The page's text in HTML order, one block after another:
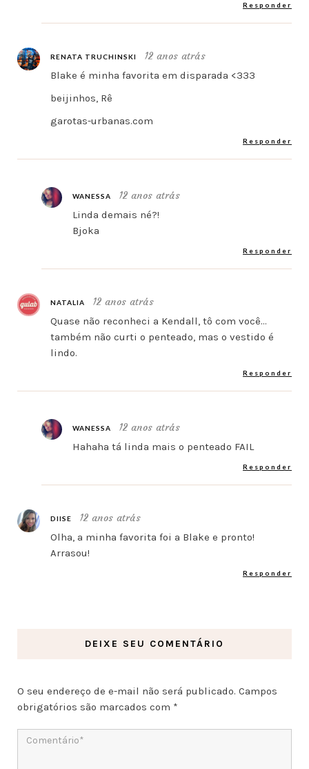
Responder
RENATA TRUCHINSKI
12 anos atrás
Blake é minha favorita em disparada <333
beijinhos, Rê
garotas-urbanas.com
Responder
WANESSA
12 anos atrás
Linda demais né?!
Bjoka
Responder
NATALIA
12 anos atrás
Quase não reconheci a Kendall, tô com você…
também não curti o penteado, mas o vestido é
lindo.
Responder
WANESSA
12 anos atrás
Hahaha tá linda mais o penteado FAIL
Responder
DIISE
12 anos atrás
Olha, a minha favorita foi a Blake e pronto!
Arrasou!
Responder
DEIXE SEU COMENTÁRIO
O seu endereço de e-mail não será publicado. Campos
obrigatórios são marcados com *